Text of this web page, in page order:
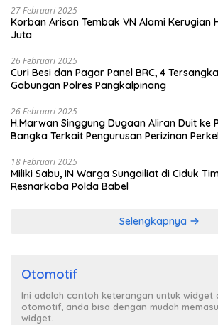
27 Februari 2025
Korban Arisan Tembak VN Alami Kerugian
Juta
26 Februari 2025
Curi Besi dan Pagar Panel BRC, 4
Gabungan Polres Pangkalpinang
26 Februari 2025
H.Marwan Singgung Dugaan Aliran Duit ke
Bangka Terkait Pengurusan Perizinan
18 Februari 2025
Miliki Sabu, IN Warga Sungailiat di Ciduk
Resnarkoba Polda Babel
Selengkapnya
Otomotif
Ini adalah contoh keterangan untuk widget
otomotif, anda bisa dengan mudah
widget.